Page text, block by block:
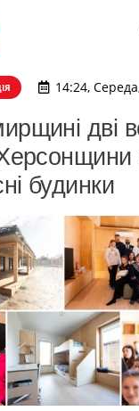
14:24,
дві
будинки